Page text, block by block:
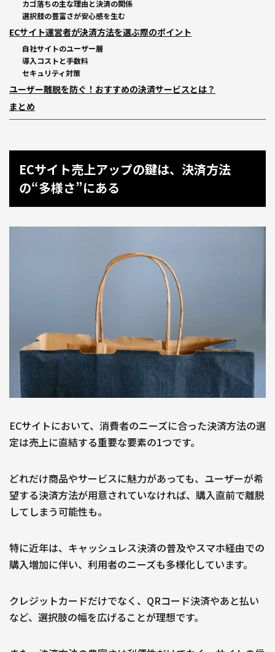
カゴ落ちの主な理由と決済の関係
選択肢の豊富さが安心感を生む
ECサイト運営者が決済方法を選ぶ際のポイント
自社サイトのユーザー層
導入コストと手数料
セキュリティ対策
ユーザー離脱を防ぐ！おすすめの決済サービスとは？
まとめ
ECサイト売上アップの鍵は、決済方法
の“多様さ”にある
ECサイトにおいて、消費者のニーズに合った決済方法の選
定は売上に直結する重要な要素の1つです。
どれだけ商品やサービスに魅力があっても、ユーザーが希
望する決済方法が用意されていなければ、購入直前で離脱
してしまう可能性も。
特に近年は、キャッシュレス決済の普及やスマホ経由での
購入増加に伴い、利用者のニーズも多様化しています。
クレジットカードだけでなく、QRコード決済やあと払い
など、選択肢の幅を広げることが理想です。